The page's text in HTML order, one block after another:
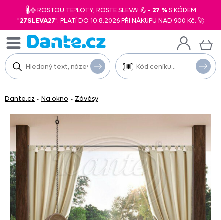
🌡️🌞 ROSTOU TEPLOTY, ROSTE SLEVA! 💪 - 27 %S KÓDEM
"27SLEVA27". PLATÍ DO 10.8.2026 PŘI NÁKUPU NAD 900 Kč. 🚀
Dante.cz - Na okno - Závěsy